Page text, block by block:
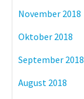
November 2018
Oktober 2018
September 2018
August 2018